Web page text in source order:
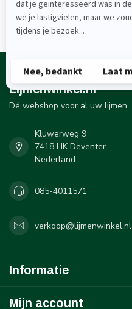
Lijmenwinkel.nl
Dé webshop voor al uw lijmen
Kluwerweg 9
7418 HK Deventer
Nederland
085-4011571
verkoop@lijmenwinkel.nl
Informatie
Mijn account